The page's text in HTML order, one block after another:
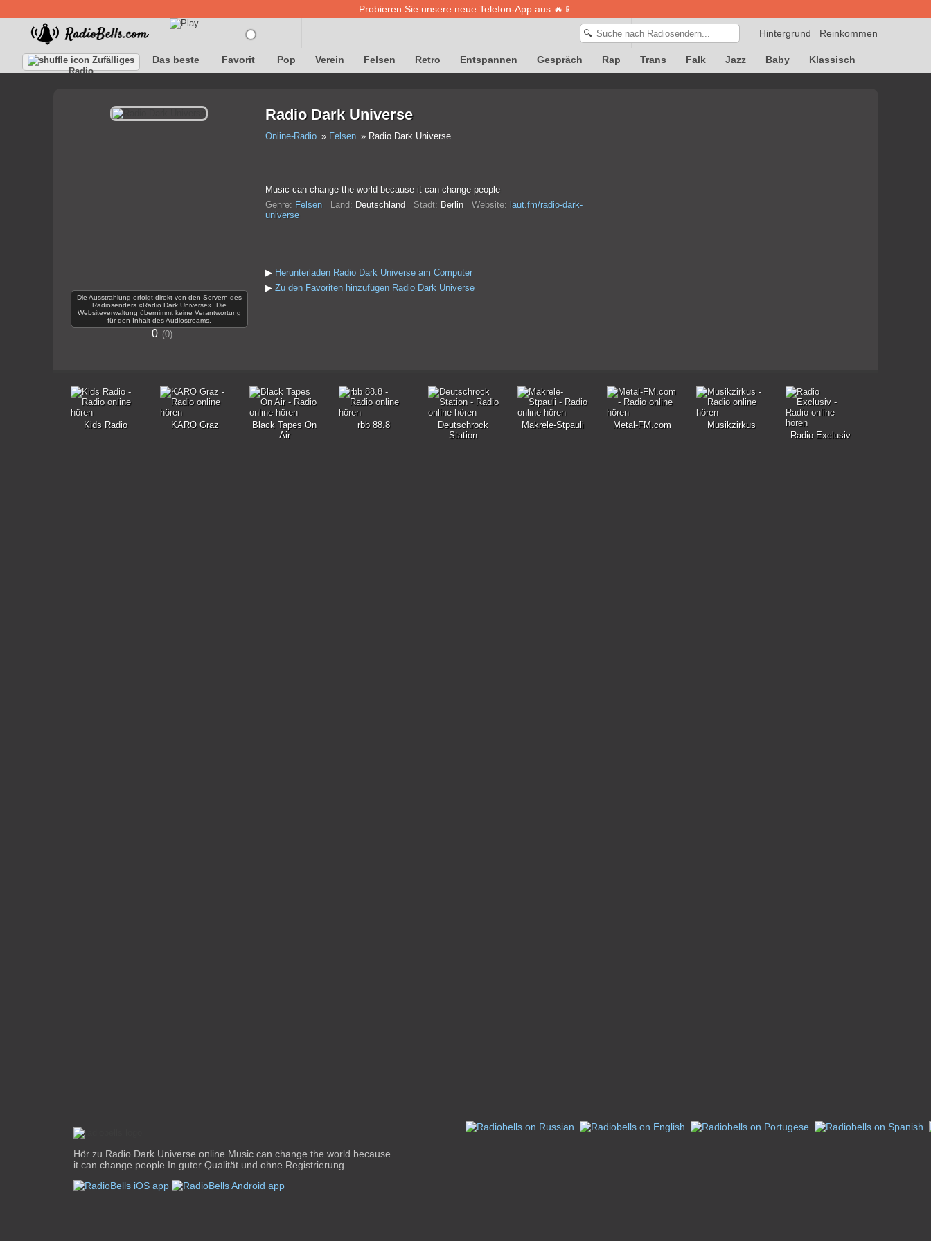
Probieren Sie unsere neue Telefon-App aus 🔥📱
Reinkommen
Hintergrund
🔍
Zufälliges
Radio
Das beste Favorit Pop Verein Felsen Retro Entspannen Gespräch Rap Trans Falk Jazz Baby Klassisch
Die Ausstrahlung erfolgt direkt von den Servern des
Radiosenders «Radio Dark Universe». Die
Websiteverwaltung übernimmt keine Verantwortung
für den Inhalt des Audiostreams.
0 0
Radio Dark Universe
Online-Radio Felsen Radio Dark Universe
Music can change the world because it can change people
Genre: Felsen Land: Deutschland Stadt: Berlin Website: laut.fm/radio-dark-
universe
▶ Herunterladen Radio Dark Universe am Computer
▶ Zu den Favoriten hinzufügen Radio Dark Universe
Kids Radio KARO Graz
Black Tapes On
Air
rbb 88.8
Deutschrock
Station
Makrele-Stpauli Metal-FM.com
Musikzirkus
Radio Exclusiv
Hör zu Radio Dark Universe online Music can change the world because
it can change people In guter Qualität und ohne Registrierung.